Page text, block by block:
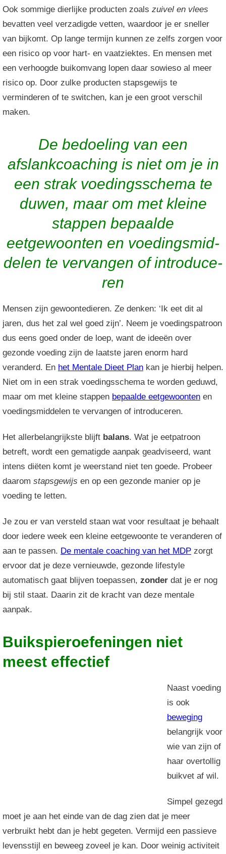
Ook sommige dierlijke producten zoals zuivel en vlees
bevatten veel verzadigde vetten, waardoor je er sneller
van bijkomt. Op lange termijn kunnen ze zelfs zorgen voor
een risico op voor hart- en vaatziektes. En mensen met
een verhoogde buikomvang lopen daar sowieso al meer
risico op. Door zulke producten stapsgewijs te
verminderen of te switchen, kan je een groot verschil
maken.
De bedoeling van een
afslankcoaching is niet om je in
een strak voedings­sche­ma te
duwen, maar om met kleine
stappen bepaalde
eetgewoonten en voedings­mid­
de­len te vervangen of introduce­
ren
Mensen zijn gewoontedieren. Ze denken: ‘Ik eet dit al
jaren, dus het zal wel goed zijn’. Neem je voedingspatroon
dus eens goed onder de loep, want de ideeën over
gezonde voeding zijn de laatste jaren enorm hard
veranderd. En het Mentale Dieet Plan kan je hierbij helpen.
Niet om in een strak voedingsschema te worden geduwd,
maar om met kleine stappen bepaalde eetgewoonten en
voedingsmiddelen te vervangen of introduceren.
Het allerbelangrijkste blijft balans. Wat je eetpatroon
betreft, wordt een gematigde aanpak geadviseerd, want
intens diëten komt je weerstand niet ten goede. Probeer
daarom stapsgewijs en op een gezonde manier op je
voeding te letten.
Je zou er van versteld staan wat voor resultaat je behaalt
door iedere week een kleine eetgewoonte te veranderen of
aan te passen. De mentale coaching van het MDP zorgt
ervoor dat je deze vernieuwde, gezonde lifestyle
automatisch gaat blijven toepassen, zonder dat je er nog
bij stil staat. Daarin zit de kracht van deze mentale
aanpak.
Buikspieroefeningen niet
meest effectief
Naast voeding
is ook
beweging
belangrijk voor
wie van zijn of
haar overtollig
buikvet af wil.
Simpel gezegd
moet je aan het einde van de dag zien dat je meer
verbruikt hebt dan je hebt gegeten. Vermijd een passieve
levensstijl en beweeg zoveel je kan. Door weinig activiteit